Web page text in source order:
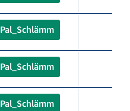
Pal_Schlämm
Pal_Schlämm
Pal_Schlämm